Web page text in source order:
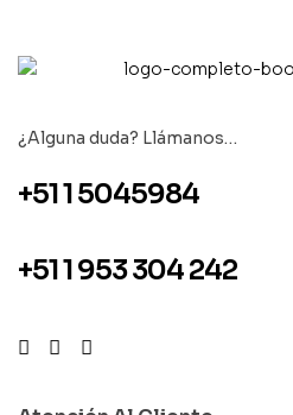
¿Alguna duda? Llámanos…
+51 1 5045984
+51 1 953 304 242